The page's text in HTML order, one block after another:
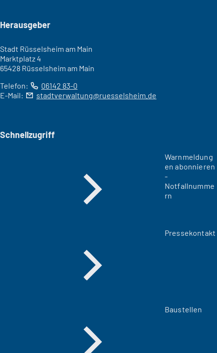
Seitenfuß
Herausgeber
Stadt Rüsselsheim am Main
Marktplatz 4
65428 Rüsselsheim am Main
Telefon:
06142 83-0
E-Mail:
stadtverwaltung ruesselsheim de
Schnellzugriff
Warnmeldung
en abonnieren
-
Notfallnumme
rn
Pressekontakt
Baustellen